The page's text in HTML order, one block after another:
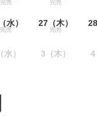
完売 完売
（水）
完売
27 （木）
完売
28
（水） 3 （木） 4